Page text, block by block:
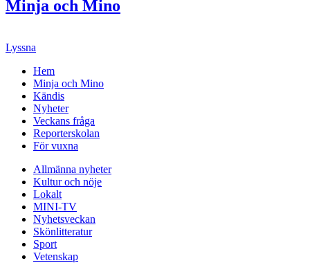
Lyssna
Hem
Minja och Mino
Kändis
Nyheter
Veckans fråga
Reporterskolan
För vuxna
Allmänna nyheter
Kultur och nöje
Lokalt
MINI-TV
Nyhetsveckan
Skönlitteratur
Sport
Vetenskap